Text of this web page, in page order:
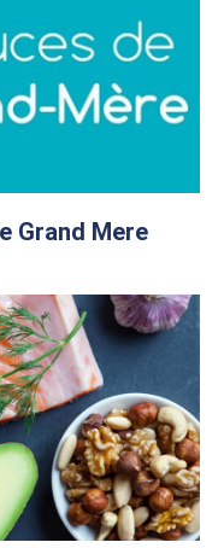
Grand Mere